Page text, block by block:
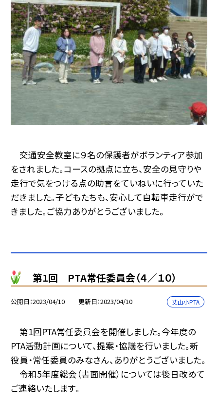
交通安全教室に９名の保護者がボランティア参加
をされました。コースの拠点に立ち、安全の見守りや
走行で気をつける点の助言をていねいに行っていた
だきました。子どもたちも、安心して自転車走行がで
きました。ご協力ありがとうございました。
第1回 PTA常任委員会（４／１０）
公開日 2023/04/10 更新日 2023/04/10 丈山小PTA
第1回PTA常任委員会を開催しました。今年度の
PTA活動計画について、提案・協議を行いました。新
役員・常任委員のみなさん、ありがとうございました。
令和5年度総会（書面開催）については後日改めて
ご連絡いたします。